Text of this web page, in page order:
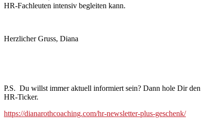
HR-Fachleuten intensiv begleiten kann.
Herzlicher Gruss, Diana
P.S. Du willst immer aktuell informiert sein? Dann hole Dir den
HR-Ticker.
https://dianarothcoaching.com/hr-newsletter-plus-geschenk/